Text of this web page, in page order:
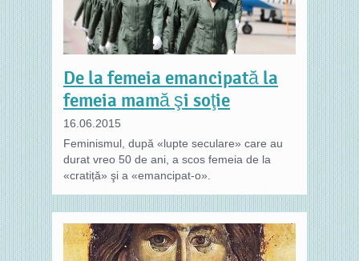
De la femeia emancipată la
femeia mamă şi soţie
16.06.2015
Feminismul, după «lupte seculare» care au
durat vreo 50 de ani, a scos femeia de la
«cratiță» şi a «emancipat-o».